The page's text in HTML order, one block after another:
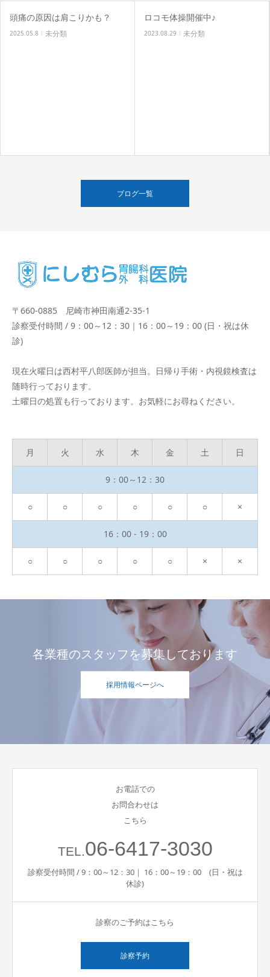
頭痛の原因は肩こりかも？
2025.05.8 未分類
ロコモ体操開催中♪
2023.08.29 未分類
ブログ一覧
〒660-0885 尼崎市神田南通2-35-1
診察受付時間 / 9：00～12：30｜16：00～19：00 (日・祝は休
診)
現在火曜日は西村平八郎医師が担当。日帰り手術・内視鏡検査は
随時行っております。
土曜日の処置も行っております。お気軽にお尋ねください。
月 火 水 木 金 土 日
9：00～12：30
○ ○ ○ ○ ○ ○ ×
16：00 - 19：00
○ ○ ○ ○ ○ × ×
各業種のスタッフを募集しております
採用情報ページへ
お電話での
お問合わせは
こちら
TEL.06-6417-3030
診察受付時間 / 9：00～12：30｜ 16：00～19：00 (日・祝は
休診)
診察のご予約はこちら
診察予約